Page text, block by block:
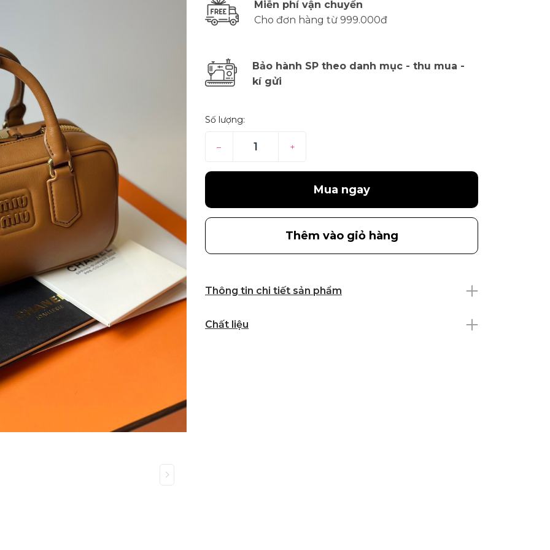
Miễn phí vận chuyển
Cho đơn hàng từ 999.000đ
Bảo hành SP theo danh mục - thu mua -
kí gửi
Số lượng:
– +
Mua ngay
Thêm vào giỏ hàng
Thông tin chi tiết sản phẩm
Chất liệu